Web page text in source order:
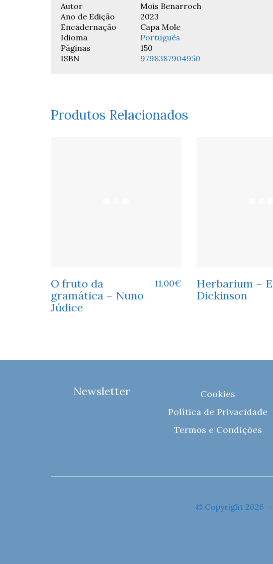
Autor
Mois Benarroch
Ano de Edição
2023
Encadernação
Capa Mole
Idioma
Português
Páginas
150
ISBN
9798387904950
Produtos Relacionados
O fruto da
gramática – Nuno
Júdice
11,00€
Herbarium –
Dickinson
Newsletter
Cookies
Política de Privacidade
Termos e Condições
© Copyright 2026